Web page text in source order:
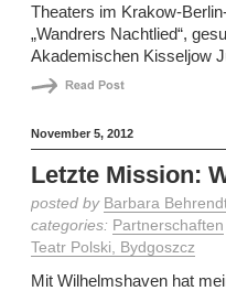
Theaters im Krakow-
„Wandrers Nachtlied“,
Akademischen Kisseljow
November 5, 2012
Letzte Mission:
posted by Barbara
categories: Partnerschaften
Teatr Polski, Bydgoszcz
Mit Wilhelmshaven hat